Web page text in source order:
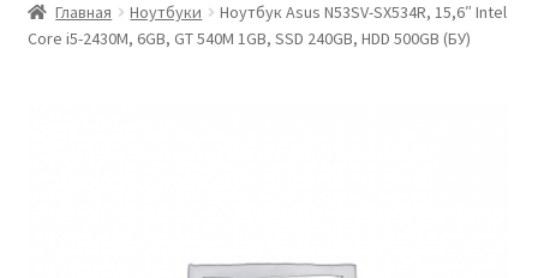
Контакты
Главная Ноутбуки
Ноутбук Asus N53SV-SX534R, 15,6″ Intel
Core i5-2430M, 6GB, GT 540M 1GB, SSD 240GB, HDD 500GB (БУ)